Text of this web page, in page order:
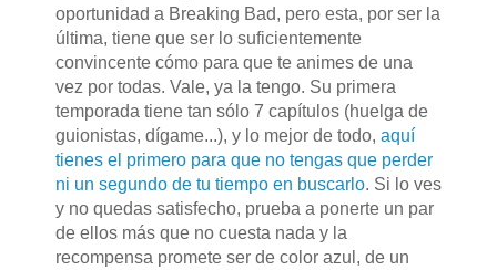
oportunidad a Breaking Bad, pero esta, por ser la
última, tiene que ser lo suficientemente
convincente cómo para que te animes de una
vez por todas. Vale, ya la tengo. Su primera
temporada tiene tan sólo 7 capítulos (huelga de
guionistas, dígame...), y lo mejor de todo, aquí
tienes el primero para que no tengas que perder
ni un segundo de tu tiempo en buscarlo. Si lo ves
y no quedas satisfecho, prueba a ponerte un par
de ellos más que no cuesta nada y la
recompensa promete ser de color azul, de un